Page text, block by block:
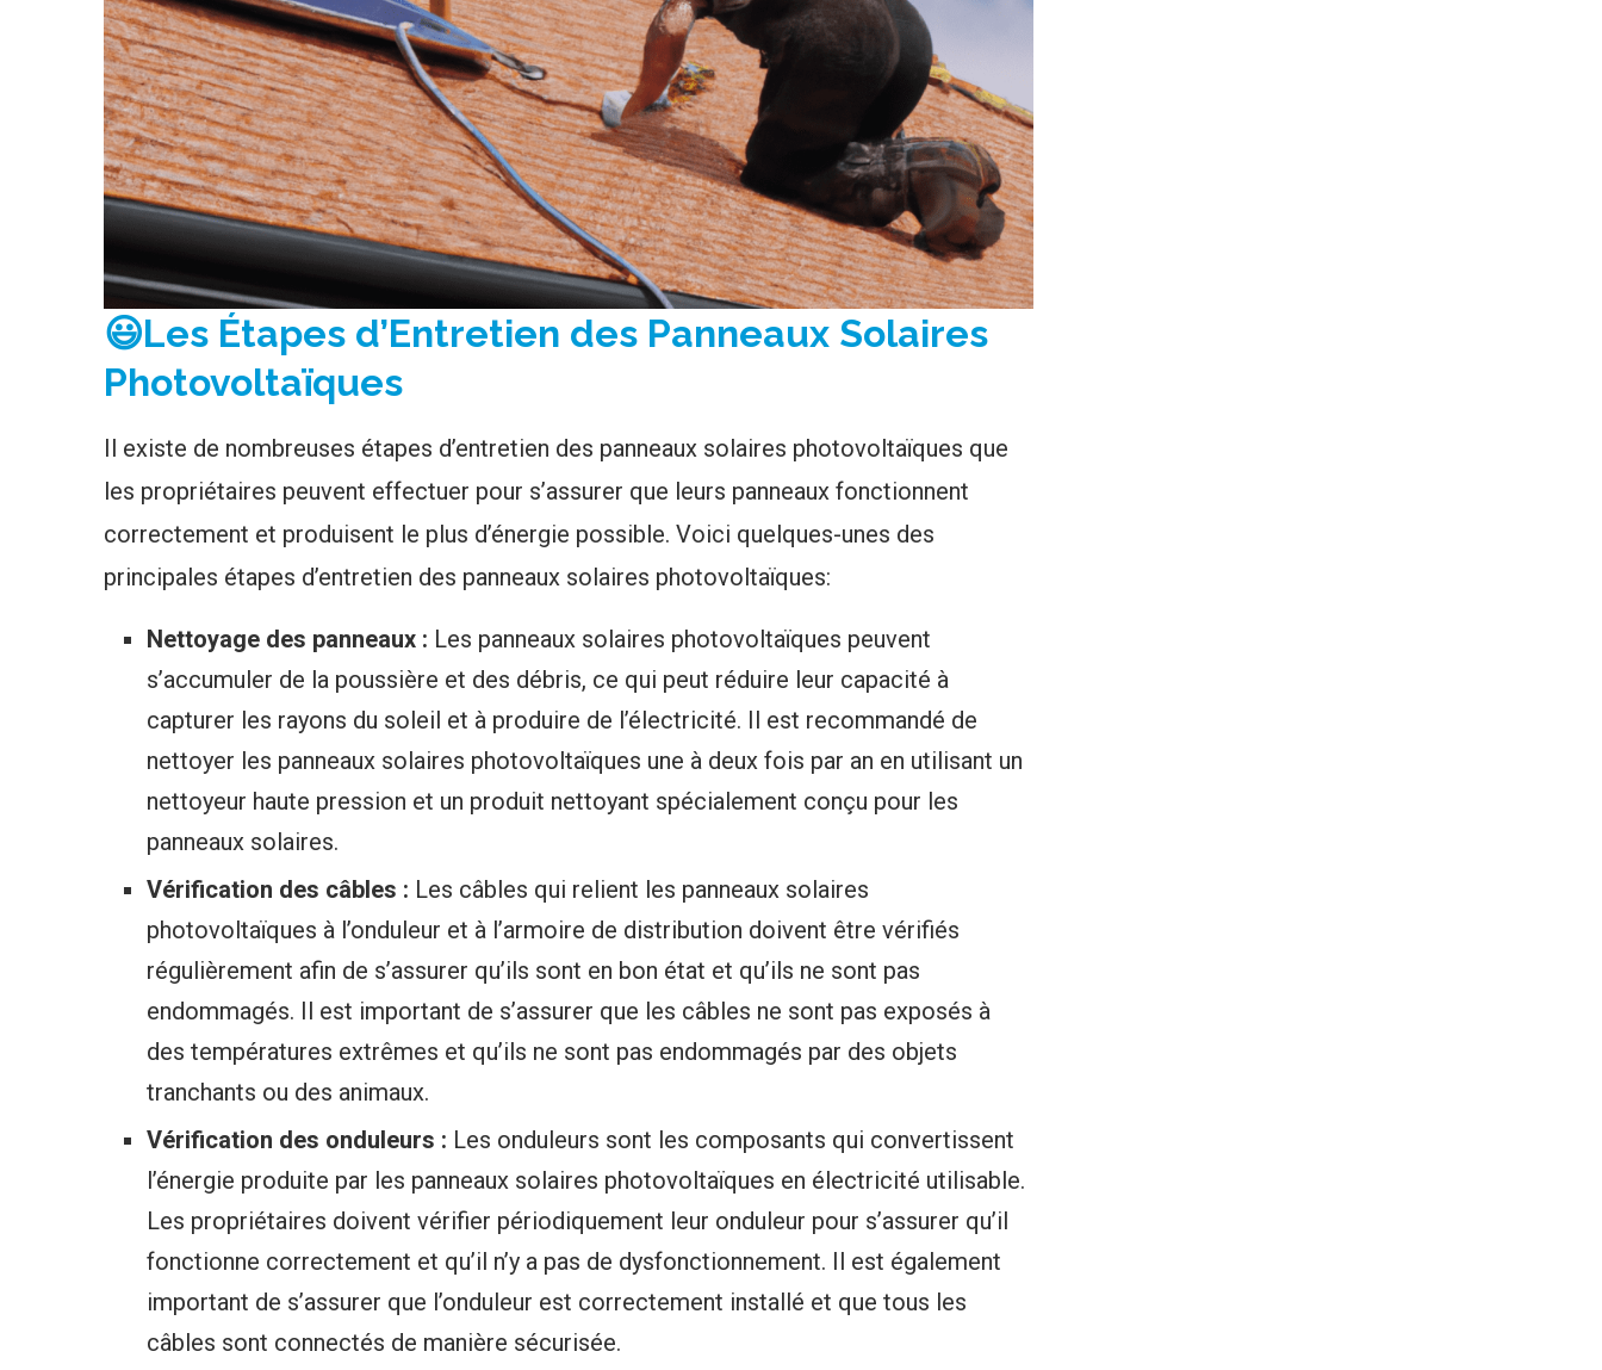
😃Les Étapes d’Entretien des Panneaux Solaires
Photovoltaïques
Il existe de nombreuses étapes d’entretien des panneaux solaires photovoltaïques que
les propriétaires peuvent effectuer pour s’assurer que leurs panneaux fonctionnent
correctement et produisent le plus d’énergie possible. Voici quelques-unes des
principales étapes d’entretien des panneaux solaires photovoltaïques:
Nettoyage des panneaux : Les panneaux solaires photovoltaïques peuvent
s’accumuler de la poussière et des débris, ce qui peut réduire leur capacité à
capturer les rayons du soleil et à produire de l’électricité. Il est recommandé de
nettoyer les panneaux solaires photovoltaïques une à deux fois par an en utilisant un
nettoyeur haute pression et un produit nettoyant spécialement conçu pour les
panneaux solaires.
Vérification des câbles : Les câbles qui relient les panneaux solaires
photovoltaïques à l’onduleur et à l’armoire de distribution doivent être vérifiés
régulièrement afin de s’assurer qu’ils sont en bon état et qu’ils ne sont pas
endommagés. Il est important de s’assurer que les câbles ne sont pas exposés à
des températures extrêmes et qu’ils ne sont pas endommagés par des objets
tranchants ou des animaux.
Vérification des onduleurs : Les onduleurs sont les composants qui convertissent
l’énergie produite par les panneaux solaires photovoltaïques en électricité utilisable.
Les propriétaires doivent vérifier périodiquement leur onduleur pour s’assurer qu’il
fonctionne correctement et qu’il n’y a pas de dysfonctionnement. Il est également
important de s’assurer que l’onduleur est correctement installé et que tous les
câbles sont connectés de manière sécurisée.